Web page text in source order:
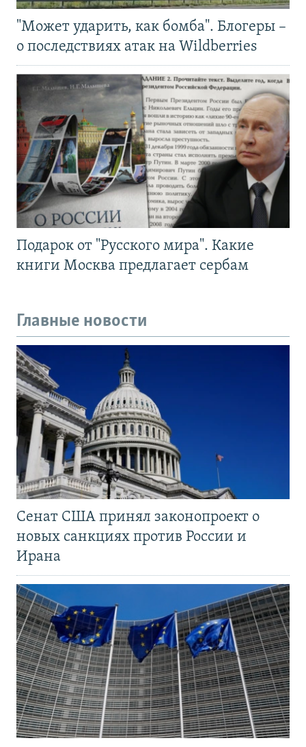
"Может ударить, как бомба". Блогеры –
о последствиях атак на Wildberries
Подарок от "Русского мира". Какие
книги Москва предлагает сербам
Главные новости
Сенат США принял законопроект о
новых санкциях против России и
Ирана